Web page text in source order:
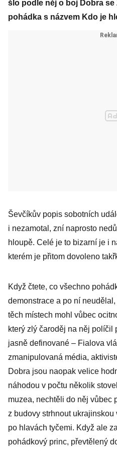
šlo podle něj o boj Dobra se
pohádka s názvem Kdo je
Ševčíkův popis sobotních
i nezamotal, zní naprosto
hloupě. Celé je to bizarní je i
kterém je přitom dovoleno
Když čtete, co všechno
demonstrace a po ní
těch místech mohl vůbec
který zlý čaroděj na něj políčil
jasně definované – Fialova
zmanipulovaná média,
Dobra jsou naopak velice
náhodou v počtu několik
muzea, nechtěli do něj vůbec
z budovy strhnout
po hlavách tyčemi. Když ale
pohádkový princ, převtělený